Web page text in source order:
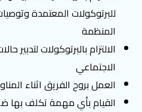
للبرتوكولات المعتمدة
المنظمة
الالتزام بالبرتوكولات لتدبير
الاجتماعي
العمل بروح الفريق اثناء
القيام بأي مهمة تكلف بها